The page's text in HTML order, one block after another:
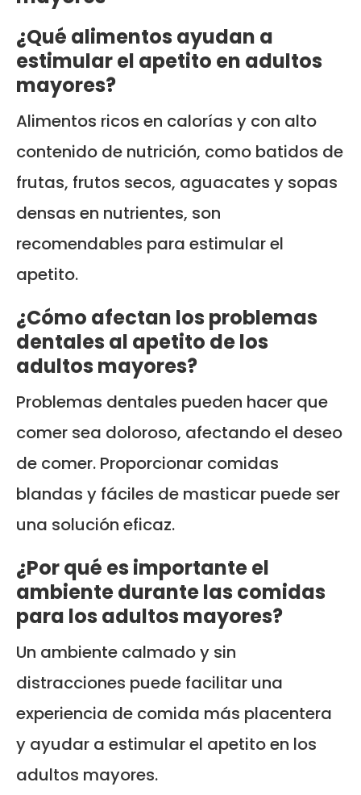
¿Qué alimentos ayudan a
estimular el apetito en adultos
mayores?
Alimentos ricos en calorías y con alto
contenido de nutrición, como batidos de
frutas, frutos secos, aguacates y sopas
densas en nutrientes, son
recomendables para estimular el
apetito.
¿Cómo afectan los problemas
dentales al apetito de los
adultos mayores?
Problemas dentales pueden hacer que
comer sea doloroso, afectando el deseo
de comer. Proporcionar comidas
blandas y fáciles de masticar puede ser
una solución eficaz.
¿Por qué es importante el
ambiente durante las comidas
para los adultos mayores?
Un ambiente calmado y sin
distracciones puede facilitar una
experiencia de comida más placentera
y ayudar a estimular el apetito en los
adultos mayores.